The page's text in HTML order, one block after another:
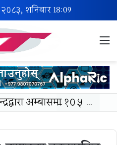
शनिबार18:09
लोकज्योती उत्थान केन्द्रद्वारा अम्बासमा १०५ विपन्न विद्यार्थीलाई शैक्षिक तथा खेलकुद सामग्री वितरण